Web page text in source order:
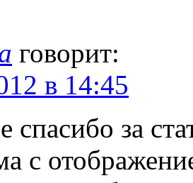
говорит:
в 14:45
спасибо за
с